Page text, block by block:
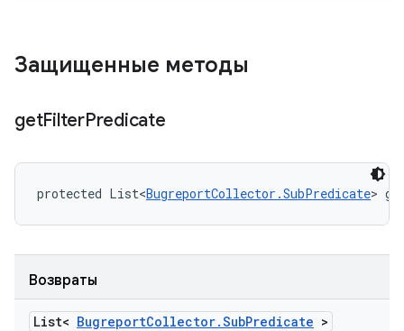
Защищенные методы
getFilterPredicate
protected List<BugreportCollector.SubPredicate>
Возвраты
List< BugreportCollector.SubPredicate >